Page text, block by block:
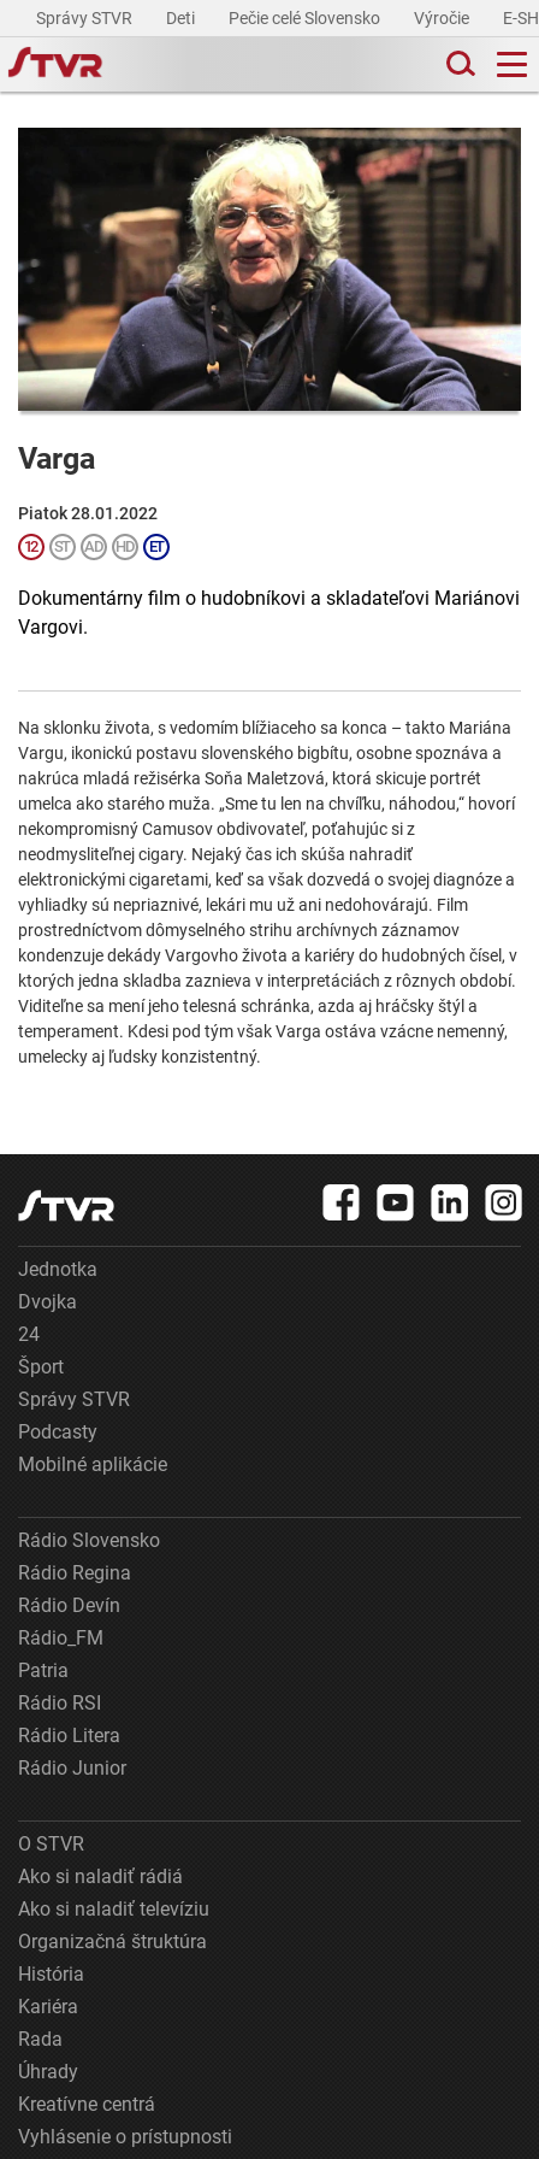
Správy STVR Deti Pečie celé Slovensko Výročie E-
Varga
Piatok 28.01.2022
Dokumentárny film o hudobníkovi a skladateľovi Mariánovi
Vargovi.
Na sklonku života, s vedomím blížiaceho sa konca – takto Mariána
Vargu, ikonickú postavu slovenského bigbítu, osobne spoznáva a
nakrúca mladá režisérka Soňa Maletzová, ktorá skicuje portrét
umelca ako starého muža. „Sme tu len na chvíľku, náhodou,“ hovorí
nekompromisný Camusov obdivovateľ, poťahujúc si z
neodmysliteľnej cigary. Nejaký čas ich skúša nahradiť
elektronickými cigaretami, keď sa však dozvedá o svojej diagnóze a
vyhliadky sú nepriaznivé, lekári mu už ani nedohovárajú. Film
prostredníctvom dômyselného strihu archívnych záznamov
kondenzuje dekády Vargovho života a kariéry do hudobných čísel, v
ktorých jedna skladba zaznieva v interpretáciách z rôznych období.
Viditeľne sa mení jeho telesná schránka, azda aj hráčsky štýl a
temperament. Kdesi pod tým však Varga ostáva vzácne nemenný,
umelecky aj ľudsky konzistentný.
Jednotka
Dvojka
24
Šport
Správy STVR
Podcasty
Mobilné aplikácie
Rádio Slovensko
Rádio Regina
Rádio Devín
Rádio_FM
Patria
Rádio RSI
Rádio Litera
Rádio Junior
O STVR
Ako si naladiť rádiá
Ako si naladiť televíziu
Organizačná štruktúra
História
Kariéra
Rada
Úhrady
Kreatívne centrá
Vyhlásenie o prístupnosti